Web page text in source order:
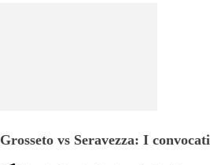
Grosseto vs Seravezza: I convocati